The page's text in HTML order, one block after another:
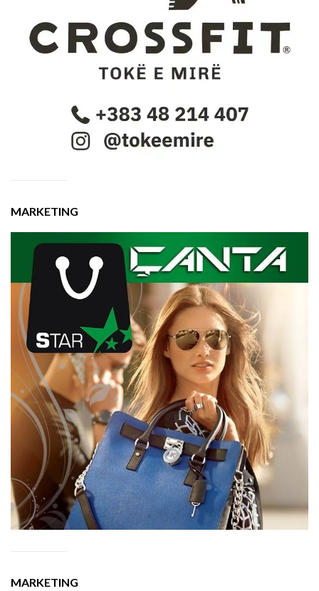
MARKETING
MARKETING